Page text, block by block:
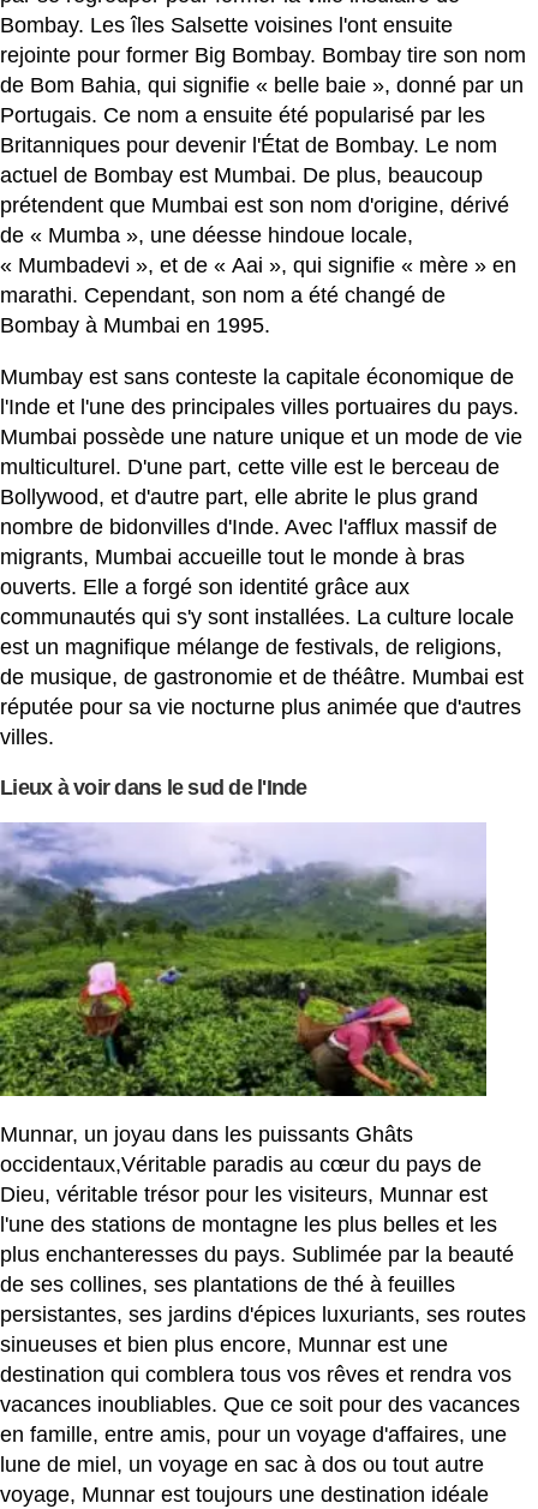
Bombay. Les îles Salsette voisines l'ont ensuite
rejointe pour former Big Bombay. Bombay tire son nom
de Bom Bahia, qui signifie « belle baie », donné par un
Portugais. Ce nom a ensuite été popularisé par les
Britanniques pour devenir l'État de Bombay. Le nom
actuel de Bombay est Mumbai. De plus, beaucoup
prétendent que Mumbai est son nom d'origine, dérivé
de « Mumba », une déesse hindoue locale,
« Mumbadevi », et de « Aai », qui signifie « mère » en
marathi. Cependant, son nom a été changé de
Bombay à Mumbai en 1995.
Mumbay est sans conteste la capitale économique de
l'Inde et l'une des principales villes portuaires du pays.
Mumbai possède une nature unique et un mode de vie
multiculturel. D'une part, cette ville est le berceau de
Bollywood, et d'autre part, elle abrite le plus grand
nombre de bidonvilles d'Inde. Avec l'afflux massif de
migrants, Mumbai accueille tout le monde à bras
ouverts. Elle a forgé son identité grâce aux
communautés qui s'y sont installées. La culture locale
est un magnifique mélange de festivals, de religions,
de musique, de gastronomie et de théâtre. Mumbai est
réputée pour sa vie nocturne plus animée que d'autres
villes.
Lieux à voir dans le sud de l'Inde
Munnar, un joyau dans les puissants Ghâts
occidentaux,Véritable paradis au cœur du pays de
Dieu, véritable trésor pour les visiteurs, Munnar est
l'une des stations de montagne les plus belles et les
plus enchanteresses du pays. Sublimée par la beauté
de ses collines, ses plantations de thé à feuilles
persistantes, ses jardins d'épices luxuriants, ses routes
sinueuses et bien plus encore, Munnar est une
destination qui comblera tous vos rêves et rendra vos
vacances inoubliables. Que ce soit pour des vacances
en famille, entre amis, pour un voyage d'affaires, une
lune de miel, un voyage en sac à dos ou tout autre
voyage, Munnar est toujours une destination idéale